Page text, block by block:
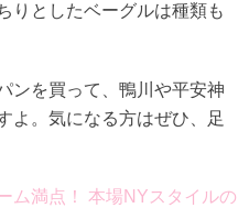
りとしたベーグルは種類も
ンを買って、鴨川や平安神
よ。気になる方はぜひ、足
ム満点！ 本場NYスタイルの